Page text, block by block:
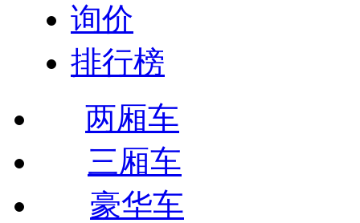
询价
排行榜
两厢车
三厢车
豪华车